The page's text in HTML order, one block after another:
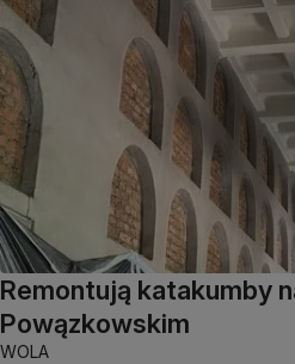
Remontują katakumby
Powązkowskim
WOLA